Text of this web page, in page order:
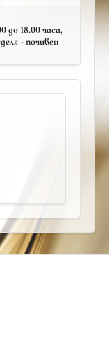
до 18.00 часа,
- почивен